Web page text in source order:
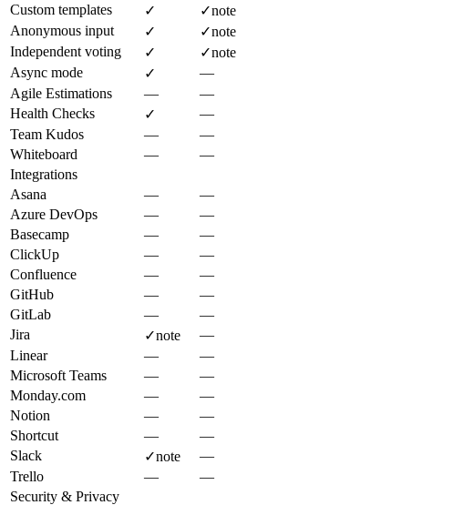
Custom templates
✓ ✓note
Anonymous input
✓ ✓note
Independent voting
✓ ✓note
Async mode
✓
—
Agile Estimations
—
—
Health Checks
✓
—
Team Kudos
—
—
Whiteboard
—
—
Integrations
Asana
—
—
Azure DevOps
—
—
Basecamp
—
—
ClickUp
—
—
Confluence
—
—
GitHub
—
—
GitLab
—
—
Jira
✓note
—
Linear
—
—
Microsoft Teams
—
—
Monday.com
—
—
Notion
—
—
Shortcut
—
—
Slack
✓note
—
Trello
—
—
Security & Privacy